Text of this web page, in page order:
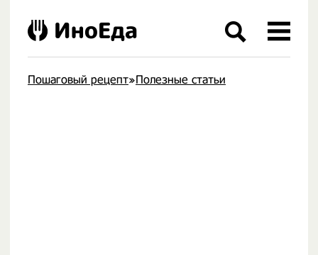
Пошаговый рецепт»Полезные статьи
ИноЕда